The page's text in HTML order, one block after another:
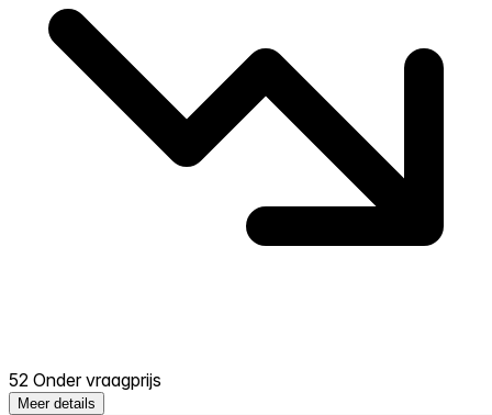
52 Onder vraagprijs
Meer details